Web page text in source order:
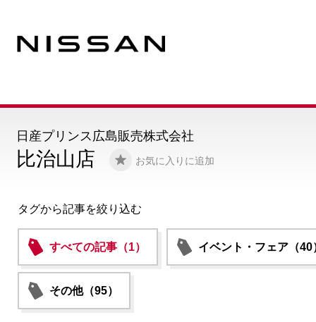
比治山店 お気に入りに追加
日産プリンス広島販売株式会社
タグから記事を絞り込む
すべての記事（1） イベント・フェア（40
その他（95）